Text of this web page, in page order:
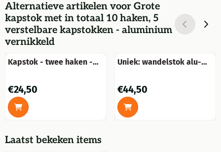
Alternatieve artikelen voor Grote
kapstok met in totaal 10 haken, 5
verstelbare kapstokken - aluminium
vernikkeld
Kapstok - twee haken -
Prijs: 24,50
€24,50
Uniek: wandelstok alu-
Prijs: 44,50
€44,50
Laatst bekeken items